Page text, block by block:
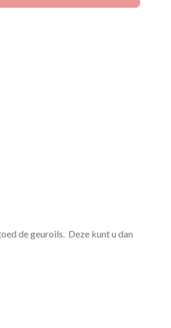
de geuroils. Deze kunt u dan